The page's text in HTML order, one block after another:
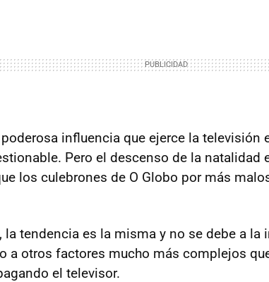
influencia que ejerce la televisión
Pero el descenso de la natalidad
los culebrones de O Globo por más
la tendencia es la misma y no se debe a la
a otros factores mucho más complejos
el televisor.